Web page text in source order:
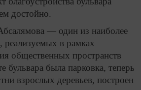
достойно.
— один из наиболее
реализуемых в рамках
общественных пространств
бульвара была парковка, теперь
взрослых деревьев, построен